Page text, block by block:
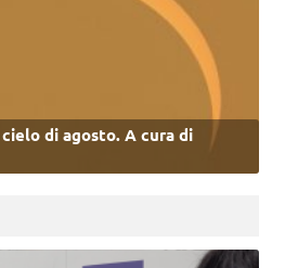
di agosto. A cura di